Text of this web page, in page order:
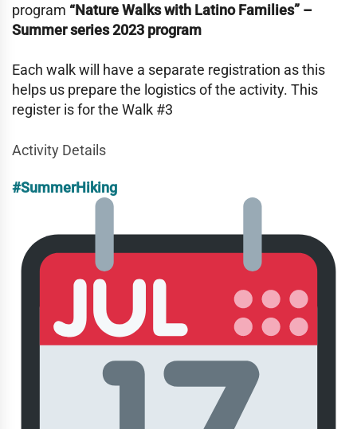
program “Nature Walks with Latino Families” –
Summer series 2023 program
Each walk will have a separate registration as this
helps us prepare the logistics of the activity. This
register is for the Walk #3
Activity Details
#SummerHiking